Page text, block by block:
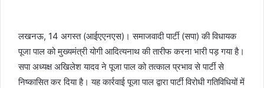
लखनऊ, 14 अगस्त (आईएएनएस)। समाजवादी पार्टी (सपा) की विधायक
पूजा पाल को मुख्यमंत्री योगी आदित्यनाथ की तारीफ करना भारी पड़ गया है।
सपा अध्यक्ष अखिलेश यादव ने पूजा पाल को तत्काल प्रभाव से पार्टी से
निष्कासित कर दिया है। यह कार्रवाई पूजा पाल द्वारा पार्टी विरोधी गतिविधियों में